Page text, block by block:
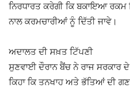
ਨਿਰਧਾਰਤ ਕਰੇਗੀ ਕਿ ਬਕਾਇਆ ਰਕਮ
ਨਾਲ ਕਰਮਚਾਰੀਆਂ ਨੂੰ ਦਿੱਤੀ ਜਾਵੇ।
ਅਦਾਲਤ ਦੀ ਸਖ਼ਤ ਟਿੱਪਣੀ
ਸੁਣਵਾਈ ਦੌਰਾਨ ਬੈਂਚ ਨੇ ਰਾਜ ਸਰਕਾਰ
ਕਿਹਾ ਕਿ ਤਨਖਾਹ ਅਤੇ ਭੱਤਿਆਂ ਦੀ